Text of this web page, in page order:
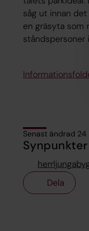
såg ut innan det
en gräsyta som
ståndspersoner i
Senast ändrad
Dela